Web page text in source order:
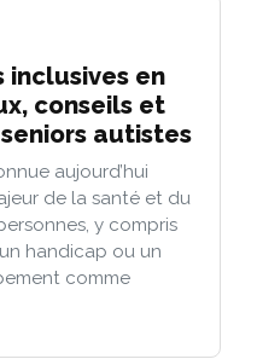
inclusives en
conseils et
autistes
aujourd’hui
de la santé et du
y compris
handicap ou un
comme